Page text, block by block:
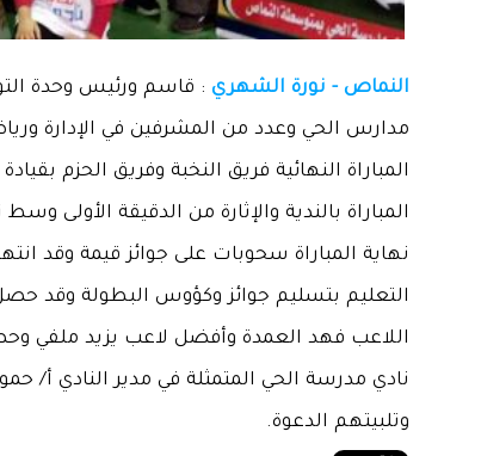
النماص - نورة الشهري : قاسم ورئيس وحدة
مدارس الحي وعدد من المشرفين في الإدارة
المباراة النهائية فريق النخبة وفريق الحزم
المباراة بالندية والإثارة من الدقيقة
التعليم بتسليم جوائز وكؤوس البطولة وقد
اللاعب فهد العمدة وأفضل لاعب يزيد ملفي
نادي مدرسة الحي المتمثلة في مدير النادي أ/
وتلبيتهم الدعوة.